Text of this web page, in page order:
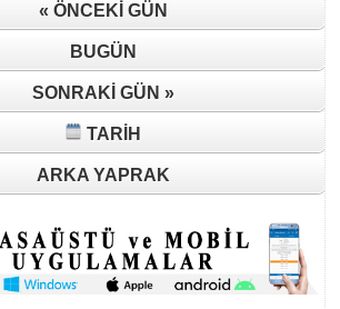
« ÖNCEKI GÜN
BUGÜN
SONRAKI GÜN »
TARIH
ARKA YAPRAK